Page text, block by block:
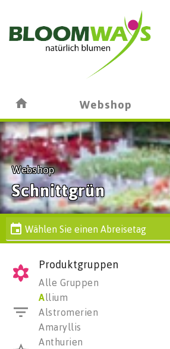
Webshop
Webshop
Schnittgrün
Wählen Sie einen Abreisetag
Produktgruppen
Alle Gruppen
Allium
Alstromerien
Amaryllis
Anthurien